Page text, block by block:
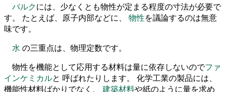
バルクには、少なくとも物性が定まる程度の寸法が必要で
す。 たとえば、原子内部などに、 物性を議論するのは無意
味です。
水 の三重点は、物理定数です。
物性を機能として応用する材料は量に依存しないのでファ
インケミカルと 呼ばれたりします。 化学工業の製品には、
機能性材料ばかりでなく、 建築材料や紙のように量を求め